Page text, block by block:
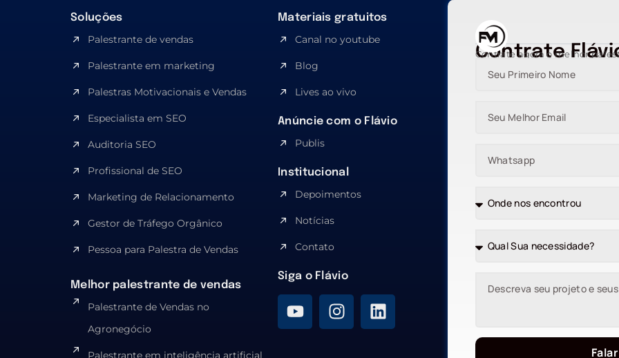
Soluções
Palestrante de vendas
Palestrante em marketing
Palestras Motivacionais e Vendas
Especialista em SEO​
Auditoria SEO
Profissional de SEO
Marketing de Relacionamento
Gestor de Tráfego Orgânico
Pessoa para Palestra de Vendas
Melhor palestrante de vendas
Palestrante de Vendas no
Agronegócio
Palestrante em inteligência artificial
Materiais gratuitos
Canal no youtube
Blog
Lives ao vivo
Anúncie com o Flávio
Publis
Institucional
Depoimentos
Notícias
Contato
Siga o Flávio
Contrate
Contrate agora o melhor